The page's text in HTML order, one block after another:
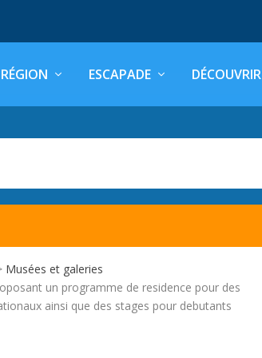
ESCAPADE DÉCOUVRIR
Musées et galeries
un programme de residence pour des
ainsi que des stages pour debutants